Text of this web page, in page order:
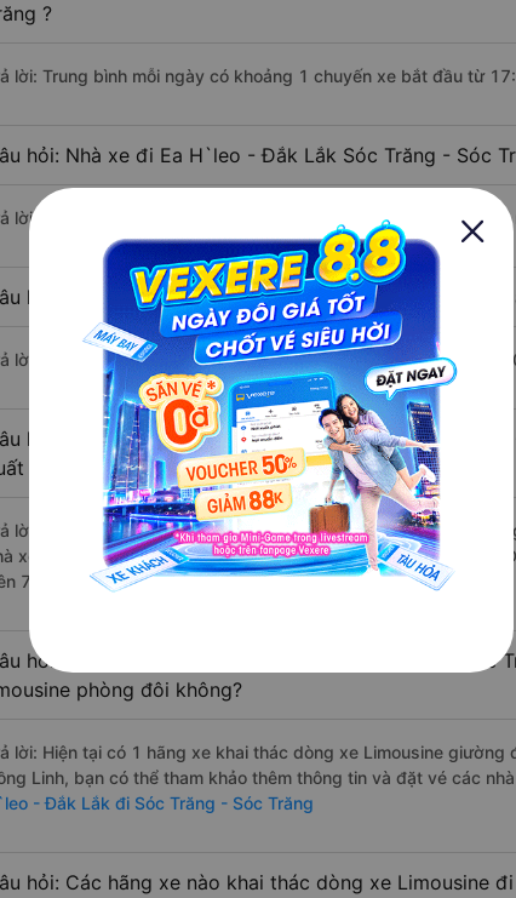
?
lời: Trung bình mỗi ngày có khoảng 1 chuyến xe bắt đầu từ
hỏi: Nhà xe đi Ea H`leo - Đắk Lắk Sóc Trăng - Sóc
lời: Chuyến xe có giờ xuất phát sớm nhất vào lúc 17:20 là của
hỏi: Nhà xe đi Sóc Trăng - Sóc Trăng từ Ea H`leo -
lời: Chuyến xe có giờ xuất phát trễ (muộn) nhất là vào lúc
hỏi: Review xe đi Sóc Trăng - Sóc Trăng từ Ea
sắc, cao cấp nhất?
lời: Những hãng xe đi Ea H`leo - Đắk Lắk Sóc Trăng - Sóc
xe Phương Hồng Linh đi Sóc Trăng - Sóc Trăng từ Ea H`leo
715 đánh giá của khách hàng).
hỏi: Có loại xe Ea H`leo - Đắk Lắk Sóc Trăng - Sóc
phòng đôi không?
lời: Hiện tại có 1 hãng xe khai thác dòng xe Limousine
Linh, bạn có thể tham khảo thêm thông tin và đặt vé các
- Đắk Lắk đi Sóc Trăng - Sóc Trăng
hỏi: Các hãng xe nào khai thác dòng xe Limousine